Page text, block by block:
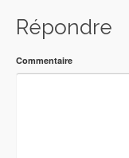
Répondre
Commentaire